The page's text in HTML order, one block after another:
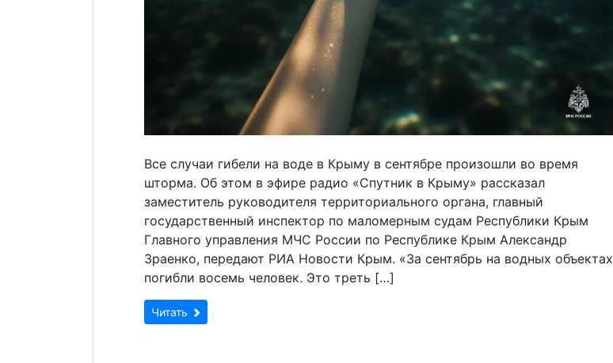
Все случаи гибели на воде в Крыму в сентябре произошли во время
шторма. Об этом в эфире радио «Спутник в Крыму» рассказал
заместитель руководителя территориального органа, главный
государственный инспектор по маломерным судам Республики Крым
Главного управления МЧС России по Республике Крым Александр
Зраенко, передают РИА Новости Крым. «За сентябрь на водных объектах
погибли восемь человек. Это треть […]
Читать